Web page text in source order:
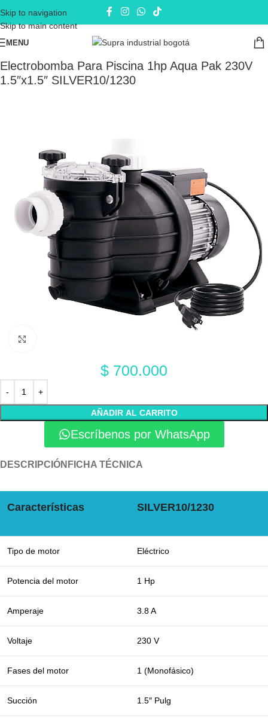
Skip to navigation
Skip to main content
MENU
Inicio Electrobombas - bombas eléctricas Bombas de Superficie
Electrobomba Para Piscina 1hp Aqua Pak 230V
1.5″x1.5″ SILVER10/1230
$ 700.000
AÑADIR AL CARRITO
Escríbenos por WhatsApp
DESCRIPCIÓN FICHA TÉCNICA
Características SILVER10/1230
Tipo de motor Eléctrico
Potencia del motor 1 Hp
Amperaje 3.8 A
Voltaje 230 V
Fases del motor 1 (Monofásico)
Succión 1.5″ Pulg